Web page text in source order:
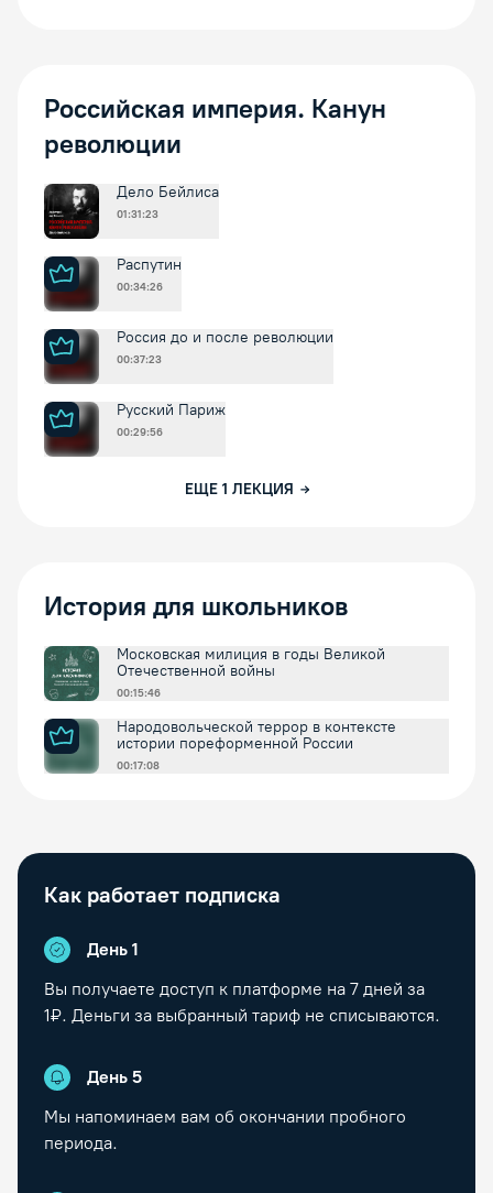
Российская империя. Канун
революции
Дело Бейлиса
01:31:23
Распутин
00:34:26
Россия до и после революции
00:37:23
Русский Париж
00:29:56
ЕЩЕ 1 ЛЕКЦИЯ
История для школьников
Московская милиция в годы Великой
Отечественной войны
00:15:46
Народовольческой террор в контексте
истории пореформенной России
00:17:08
Как работает подписка
День 1
Вы получаете доступ к платформе на 7 дней за
1₽. Деньги за выбранный тариф не списываются.
День 5
Мы напоминаем вам об окончании пробного
периода.